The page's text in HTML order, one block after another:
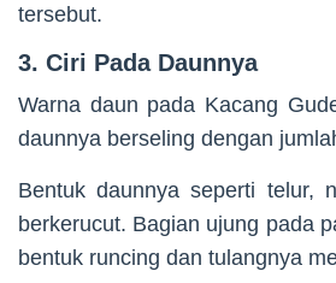
tersebut.
3. Ciri Pada Daunnya
Warna daun pada Kacang
daunnya berseling dengan
Bentuk daunnya seperti telur,
berkerucut. Bagian ujung pada
bentuk runcing dan tulangnya